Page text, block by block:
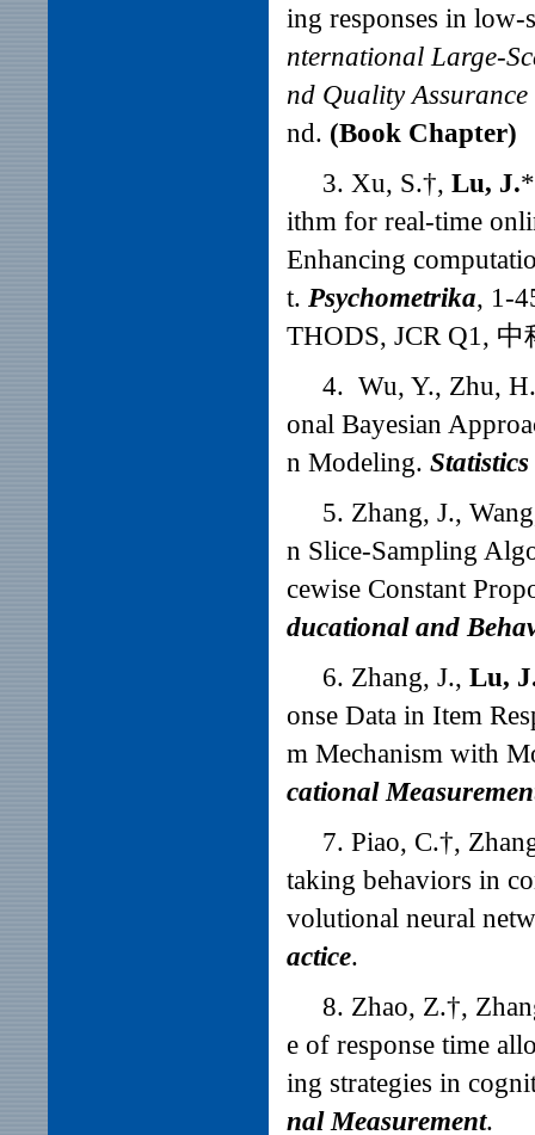
ing responses in low-
nternational Large-
nd Quality Assurance
nd. (Book Chapter)
3. Xu, S.†, Lu, J.
ithm for real-time
Enhancing
t. Psychometrika, 1-
THODS, JCR Q1,
4. Wu, Y., Zhu,
onal Bayesian
n Modeling.
5. Zhang, J.,
n Slice-Sampling
cewise Constant
ducational and
6. Zhang, J., Lu,
onse Data in Item
m Mechanism with
cational
7. Piao, C.†,
taking behaviors in
volutional neural
actice.
8. Zhao, Z.†,
e of response time
ing strategies in
nal Measurement.